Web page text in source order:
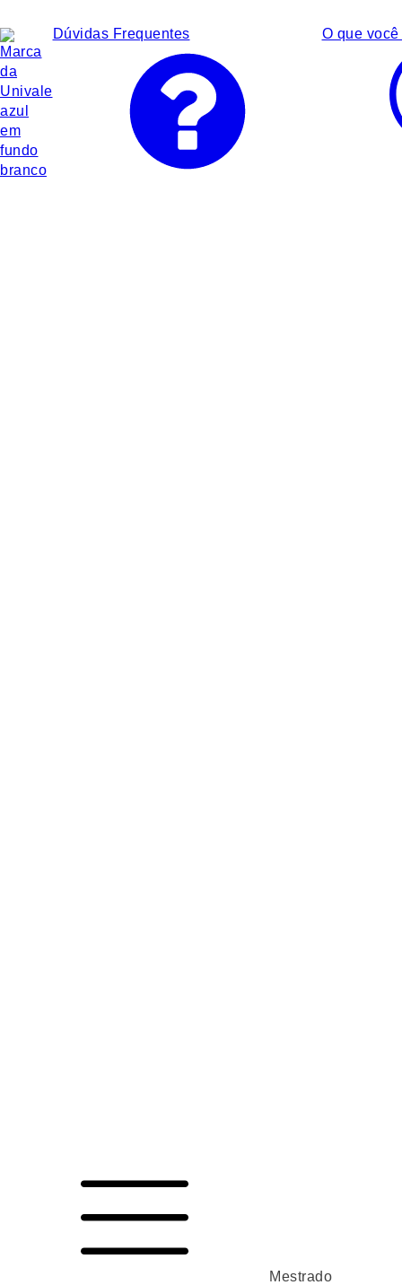
Dúvidas Frequentes O que
Mestrado